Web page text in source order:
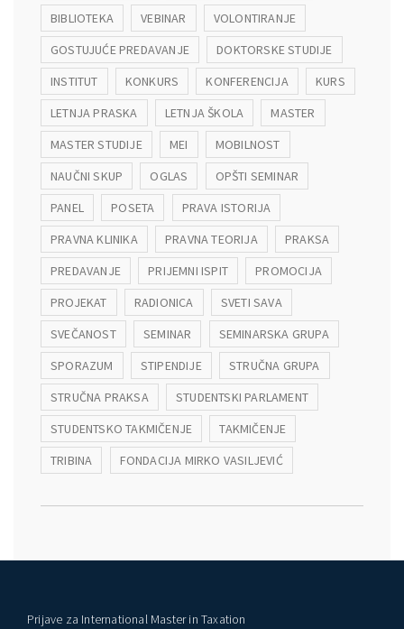
BIBLIOTEKA
VEBINAR
VOLONTIRANJE
GOSTUJUĆE PREDAVANJE
DOKTORSKE STUDIJE
INSTITUT
KONKURS KONFERENCIJA
KURS
LETNJA PRASKA
LETNJA ŠKOLA
MASTER
MASTER STUDIJE
MEI
MOBILNOST
NAUČNI SKUP
OGLAS
OPŠTI SEMINAR
PANEL
POSETA
PRAVA ISTORIJA
PRAVNA KLINIKA
PRAVNA TEORIJA
PRAKSA
PREDAVANJE
PRIJEMNI ISPIT
PROMOCIJA
PROJEKAT
RADIONICA
SVETI SAVA
SVEČANOST
SEMINAR
SEMINARSKA GRUPA
SPORAZUM
STIPENDIJE
STRUČNA GRUPA
STRUČNA PRAKSA
STUDENTSKI PARLAMENT
STUDENTSKO TAKMIČENJE
TAKMIČENJE
TRIBINA
FONDACIJA MIRKO VASILJEVIĆ
Prijave za International Master in Taxation